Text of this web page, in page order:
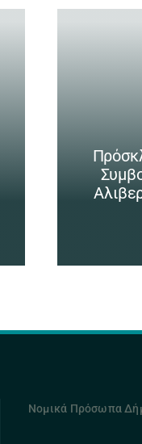
Νομικά Πρόσωπα